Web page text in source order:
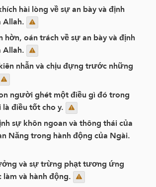
hài lòng về sự an bày và định
hờn, oán trách về sự an bày và định
nhẫn và chịu đựng trước những
người ghét một điều gì đó trong
là điều tốt cho y.
sự khôn ngoan và thông thái của
Năng trong hành động của Ngài.
và sự trừng phạt tương ứng
và hành động.